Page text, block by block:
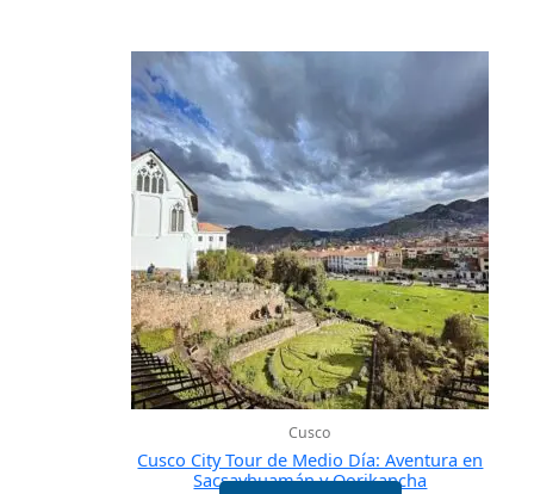
Cusco
Cusco City Tour de Medio Día: Aventura en
Sacsayhuamán y Qorikancha